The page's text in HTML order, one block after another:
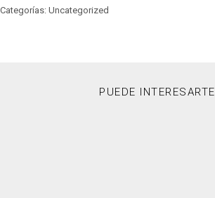
Categorías: Uncategorized
PUEDE INTERESARTE